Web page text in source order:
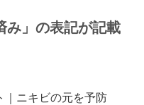
」の表記が記載
｜ニキビの元を予防